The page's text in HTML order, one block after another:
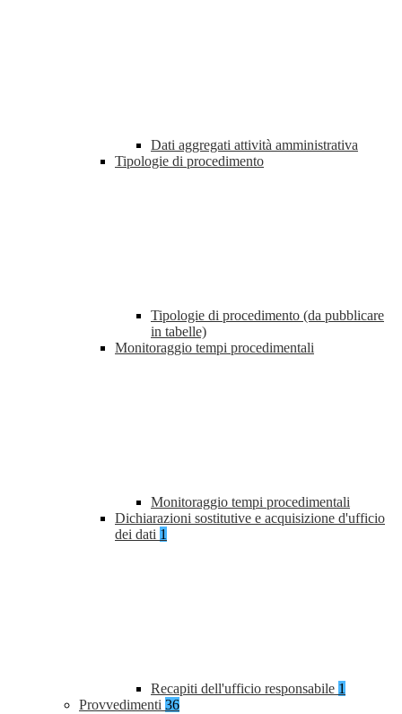
Dati aggregati attività amministrativa
Tipologie di procedimento
Tipologie di procedimento (da pubblicare
in tabelle)
Monitoraggio tempi procedimentali
Monitoraggio tempi procedimentali
Dichiarazioni sostitutive e acquisizione d'ufficio
dei dati 1
Recapiti dell'ufficio responsabile 1
Provvedimenti 36